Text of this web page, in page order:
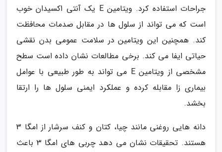
جراحات استفاده کرد. ویتامین E یک آنتی اکسیدان خوب
است که می تواند از سلول ها در مقابل صدمات محافظت
کند. همچنین این ویتامین در سلامت عمومی بدن نقشی
حیاتی ایفا می کند. برخی مطالعات نشان داده است سطح
مشخصی از ویتامین E می تواند به طور طبیعی با عوامل
بیماری زا مقابله کرده و عملکرد ایمنی سلول ها را ارتقا
بخشد.
دانه هایی روغنی مانند چیا، کتان و کنف سرشار از امگا 3
هستند. تحقیقات نشان می دهد چربی های امگا 3 باعث